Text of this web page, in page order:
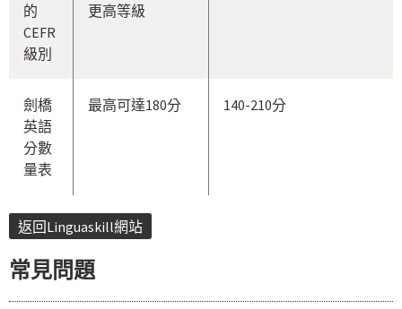
的
CEFR
級別
更高等級
劍橋
英語
分數
量表
最高可達180分 140-210分
返回Linguaskill網站
常見問題